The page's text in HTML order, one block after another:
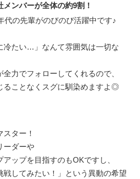
ンバーが全体の約9割！
代の先輩がのびのび活躍中です♪
冷たい…」なんて雰囲気は一切な
力でフォローしてくれるので、
ることなくスグに馴染めますよ◎
ター！
ーダーや
ップを目指すのもOKですし、
戦してみたい！」という異動の希望